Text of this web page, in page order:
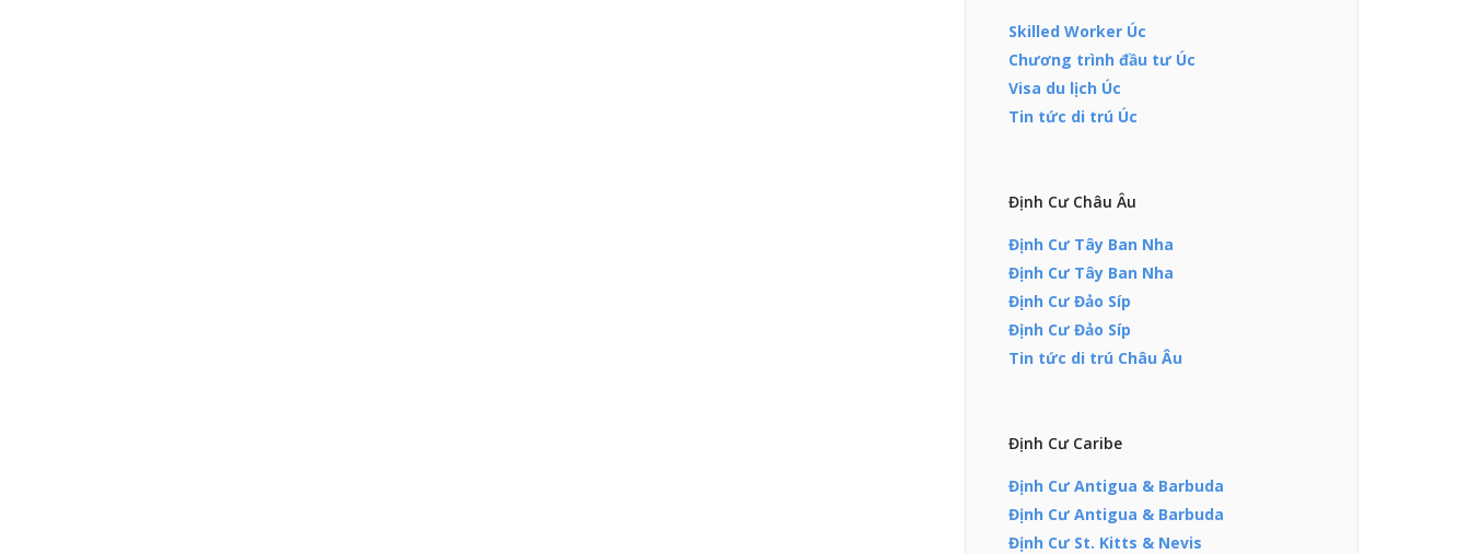
Skilled Worker Úc
Chương trình đầu tư Úc
Visa du lịch Úc
Tin tức di trú Úc
Định Cư Châu Âu
Định Cư Tây Ban Nha
Định Cư Tây Ban Nha
Định Cư Đảo Síp
Định Cư Đảo Síp
Tin tức di trú Châu Âu
Định Cư Caribe
Định Cư Antigua & Barbuda
Định Cư Antigua & Barbuda
Định Cư St. Kitts & Nevis